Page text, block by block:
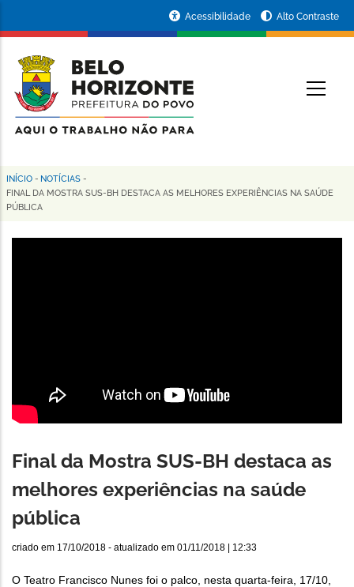
conteúdo
principal
da
Prefeitura
de
Horizonte
Acessibilidade Alto Contraste
Trilha
de
navegação
INÍCIO - NOTÍCIAS -
FINAL DA MOSTRA SUS-BH DESTACA AS MELHORES EXPERIÊNCIAS NA SAÚDE
PÚBLICA
Final da Mostra SUS-BH destaca as
melhores experiências na saúde
pública
criado em 17/10/2018 - atualizado em 01/11/2018 | 12:33
O Teatro Francisco Nunes foi o palco, nesta quarta-feira, 17/10,